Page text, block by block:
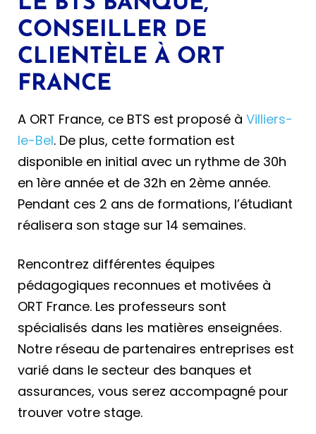
CONSEILLER DE
CLIENTÈLE À ORT
FRANCE
A ORT France, ce BTS est proposé à Villiers-
le-Bel. De plus, cette formation est
disponible en initial avec un rythme de 30h
en 1ère année et de 32h en 2ème année.
Pendant ces 2 ans de formations, l’étudiant
réalisera son stage sur 14 semaines.
Rencontrez différentes équipes
pédagogiques reconnues et motivées à
ORT France. Les professeurs sont
spécialisés dans les matières enseignées.
Notre réseau de partenaires entreprises est
varié dans le secteur des banques et
assurances, vous serez accompagné pour
trouver votre stage.